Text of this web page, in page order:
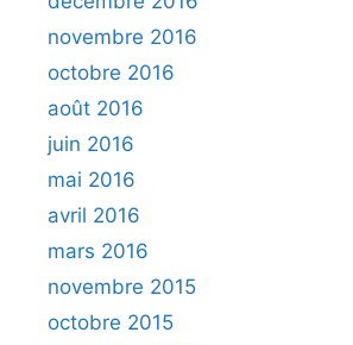
novembre 2016
octobre 2016
août 2016
juin 2016
mai 2016
avril 2016
mars 2016
novembre 2015
octobre 2015